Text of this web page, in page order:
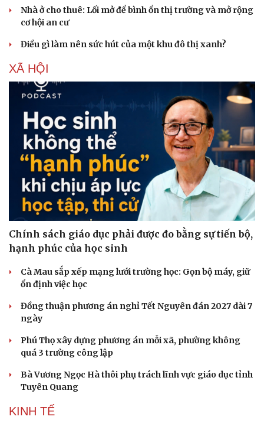
Nhà ở cho thuê: Lối mở để bình ổn thị trường và mở rộng
cơ hội an cư
Điều gì làm nên sức hút của một khu đô thị xanh?
XÃ HỘI
Chính sách giáo dục phải được đo bằng sự tiến bộ,
hạnh phúc của học sinh
Cà Mau sắp xếp mạng lưới trường học: Gọn bộ máy, giữ
ổn định việc học
Đồng thuận phương án nghỉ Tết Nguyên đán 2027 dài 7
ngày
Phú Thọ xây dựng phương án mỗi xã, phường không
quá 3 trường công lập
Bà Vương Ngọc Hà thôi phụ trách lĩnh vực giáo dục tỉnh
Tuyên Quang
KINH TẾ